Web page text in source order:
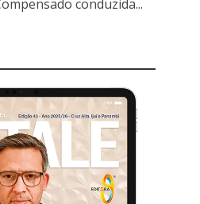
conduzida...